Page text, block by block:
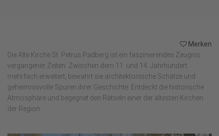
Merken
Die Alte Kirche St. Petrus Padberg ist ein faszinierendes Zeugnis
vergangener Zeiten. Zwischen dem 11. und 14. Jahrhundert
mehrfach erweitert, bewahrt sie architektonische Schätze und
geheimnisvolle Spuren ihrer Geschichte. Entdeckt die historische
Atmosphäre und begegnet den Rätseln einer der ältesten Kirchen
der Region.